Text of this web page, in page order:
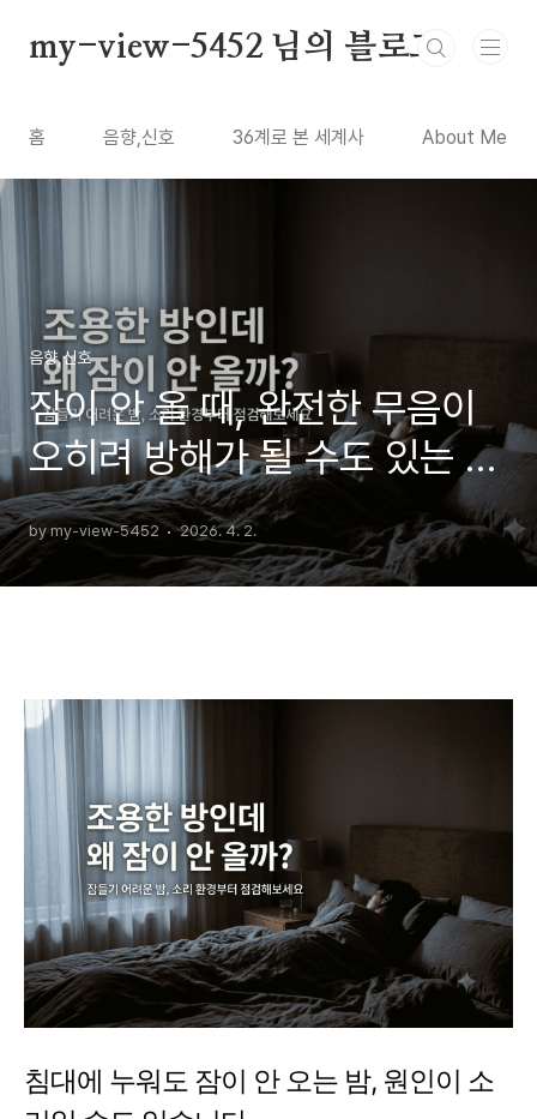
my-view-5452 님의 블로그
홈 음향,신호 36계로 본 세계사 About Me
음향,신호
잠이 안 올 때, 완전한 무음이
오히려 방해가 될 수도 있는 이
유
by my-view-5452 2026. 4. 2.
침대에 누워도 잠이 안 오는 밤, 원인이 소